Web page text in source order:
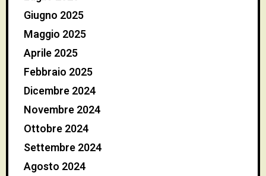
Giugno 2025
Maggio 2025
Aprile 2025
Febbraio 2025
Dicembre 2024
Novembre 2024
Ottobre 2024
Settembre 2024
Agosto 2024